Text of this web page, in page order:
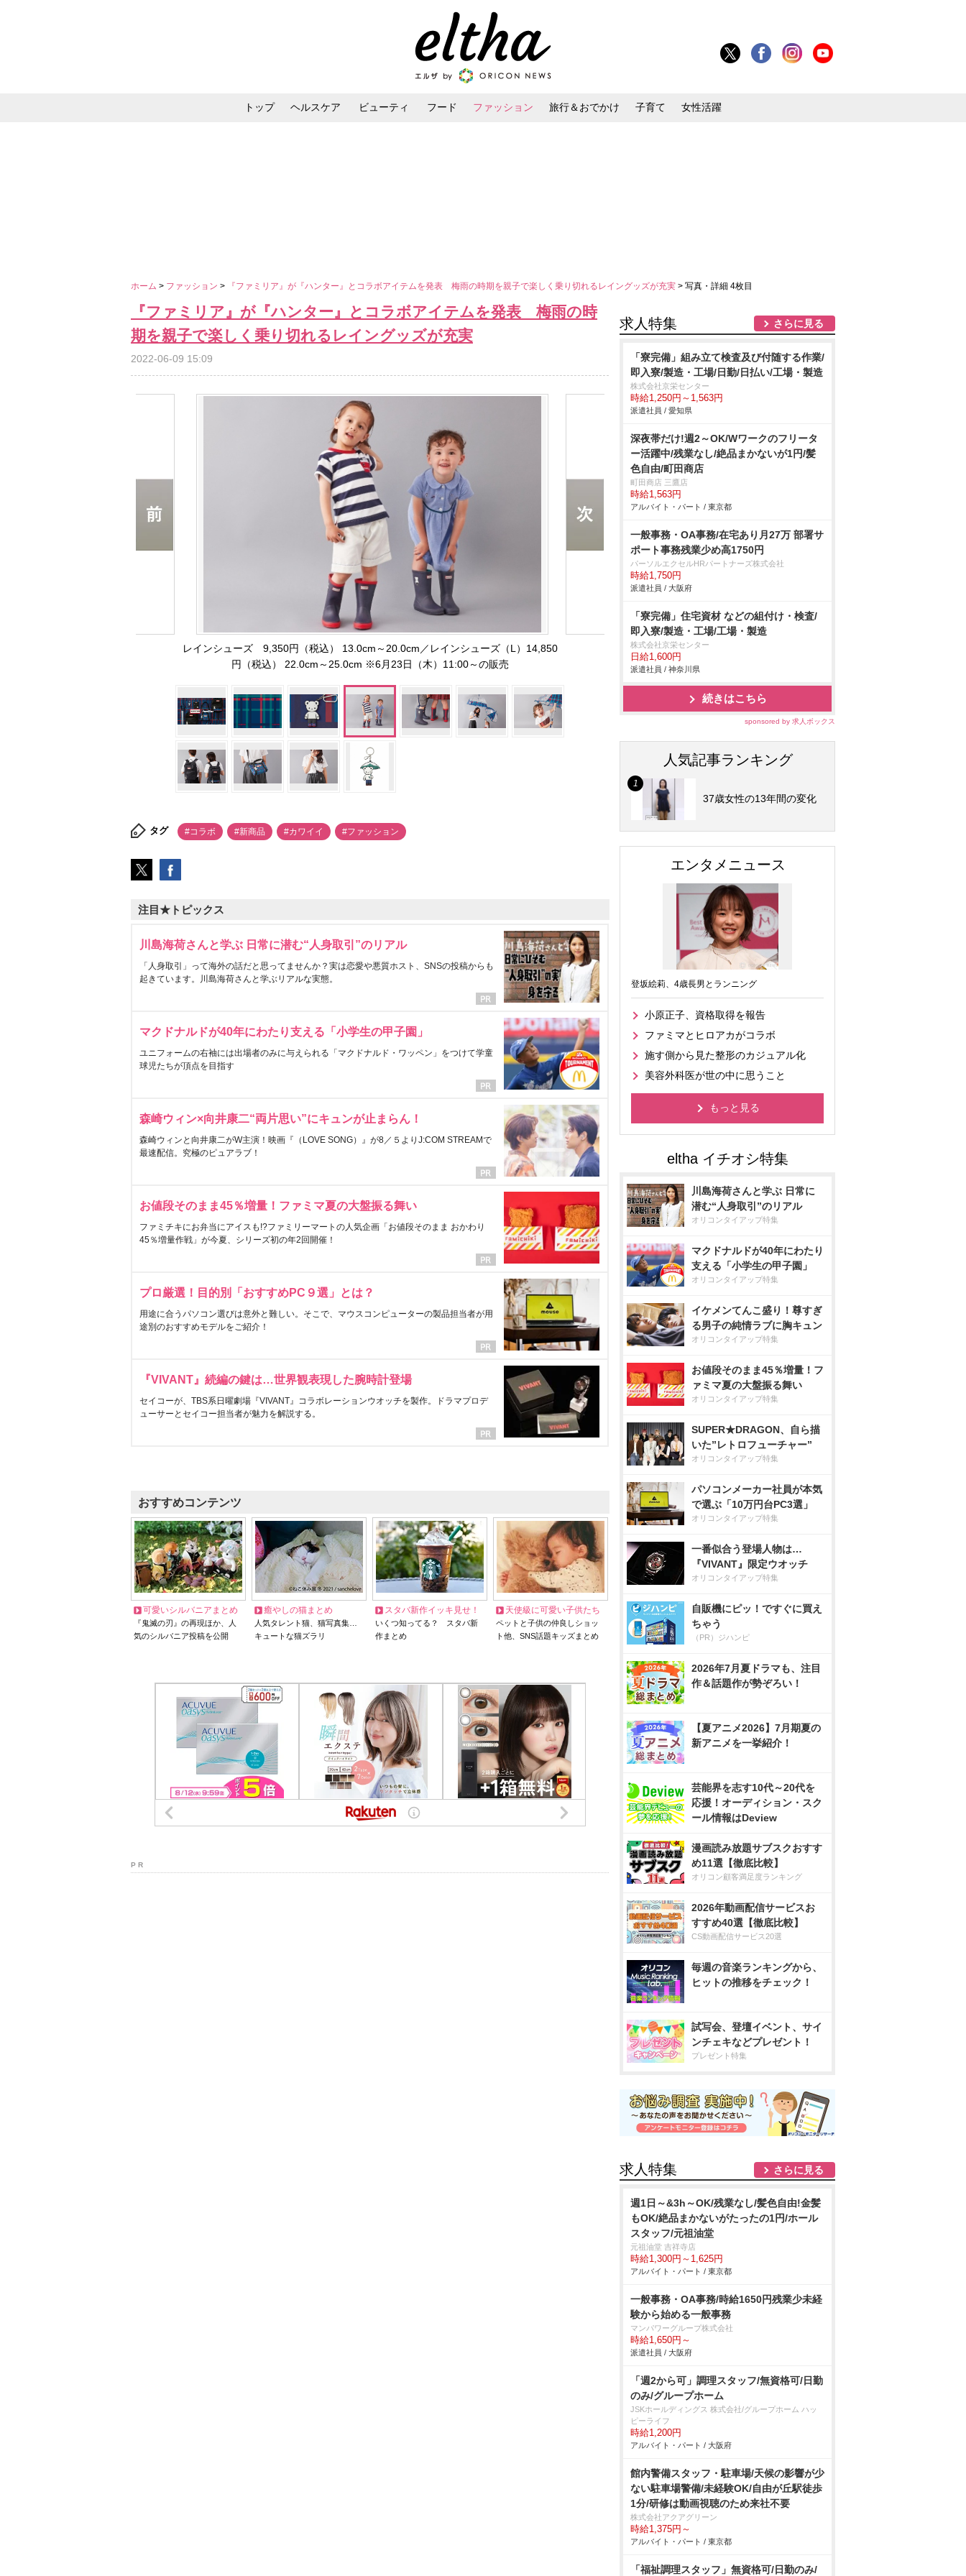
トップ ヘルスケア ビューティ フード ファッション 旅行＆おでかけ 子育て 女性活躍
ホーム > ファッション > 『ファミリア』が『ハンター』とコラボアイテムを発表 梅雨の時期を親子で楽しく乗り切れるレイングッズが充実 > 写真・詳細 4枚目
『ファミリア』が『ハンター』とコラボアイテムを発表 梅雨の時
期を親子で楽しく乗り切れるレイングッズが充実
2022-06-09 15:09
レインシューズ 9,350円（税込） 13.0cm～20.0cm／レインシューズ（L）14,850
円（税込） 22.0cm～25.0cm ※6月23日（木）11:00～の販売
タグ #コラボ #新商品 #カワイイ #ファッション
注目★トピックス
川島海荷さんと学ぶ 日常に潜む“人身取引”のリアル
「人身取引」って海外の話だと思ってませんか？実は恋愛や悪質ホスト、SNSの投稿からも
起きています。川島海荷さんと学ぶリアルな実態。
マクドナルドが40年にわたり支える「小学生の甲子園」
ユニフォームの右袖には出場者のみに与えられる「マクドナルド・ワッペン」をつけて学童
球児たちが頂点を目指す
森崎ウィン×向井康二“両片思い”にキュンが止まらん！
森崎ウィンと向井康二がW主演！映画『（LOVE SONG）』が8／５よりJ:COM STREAMで
最速配信。究極のピュアラブ！
お値段そのまま45％増量！ファミマ夏の大盤振る舞い
ファミチキにお弁当にアイスも!?ファミリーマートの人気企画「お値段そのまま おかわり
45％増量作戦」が今夏、シリーズ初の年2回開催！
プロ厳選！目的別「おすすめPC９選」とは？
用途に合うパソコン選びは意外と難しい。そこで、マウスコンピューターの製品担当者が用
途別のおすすめモデルをご紹介！
『VIVANT』続編の鍵は…世界観表現した腕時計登場
セイコーが、TBS系日曜劇場『VIVANT』コラボレーションウオッチを製作。ドラマプロデ
ューサーとセイコー担当者が魅力を解説する。
おすすめコンテンツ
可愛いシルバニアまとめ
『鬼滅の刃』の再現ほか、人
気のシルバニア投稿を公開
癒やしの猫まとめ
人気タレント猫、猫写真集…
キュートな猫ズラリ
スタバ新作イッキ見せ！
いくつ知ってる？ スタバ新
作まとめ
天使級に可愛い子供たち
ペットと子供の仲良しショッ
ト他、SNS話題キッズまとめ
P R
求人特集 さらに見る
「寮完備」組み立て検査及び付随する作業/
即入寮/製造・工場/日勤/日払い/工場・製造
株式会社京栄センター
時給1,250円～1,563円
派遣社員 / 愛知県
深夜帯だけ!週2～OK/Wワークのフリータ
ー活躍中/残業なし/絶品まかないが1円/髪
色自由/町田商店
町田商店 三鷹店
時給1,563円
アルバイト・パート / 東京都
一般事務・OA事務/在宅あり月27万 部署サ
ポート事務残業少め高1750円
パーソルエクセルHRパートナーズ株式会社
時給1,750円
派遣社員 / 大阪府
「寮完備」住宅資材 などの組付け・検査/
即入寮/製造・工場/工場・製造
株式会社京栄センター
日給1,600円
派遣社員 / 神奈川県
続きはこちら
sponsored by 求人ボックス
人気記事ランキング
37歳女性の13年間の変化
エンタメニュース
登坂絵莉、4歳長男とランニング
小原正子、資格取得を報告
ファミマとヒロアカがコラボ
施す側から見た整形のカジュアル化
美容外科医が世の中に思うこと
もっと見る
川島海荷さんと学ぶ 日常に
潜む“人身取引”のリアル
オリコンタイアップ特集
マクドナルドが40年にわたり
支える「小学生の甲子園」
オリコンタイアップ特集
イケメンてんこ盛り！尊すぎ
る男子の純情ラブに胸キュン
オリコンタイアップ特集
お値段そのまま45％増量！フ
ァミマ夏の大盤振る舞い
オリコンタイアップ特集
SUPER★DRAGON、自ら描
いた”レトロフューチャー”
オリコンタイアップ特集
パソコンメーカー社員が本気
で選ぶ「10万円台PC3選」
オリコンタイアップ特集
一番似合う登場人物は…
『VIVANT』限定ウオッチ
オリコンタイアップ特集
自販機にピッ！ですぐに買え
ちゃう
（PR）ジハンピ
2026年7月夏ドラマも、注目
作＆話題作が勢ぞろい！
【夏アニメ2026】7月期夏の
新アニメを一挙紹介！
芸能界を志す10代～20代を
応援！オーディション・スク
ール情報はDeview
漫画読み放題サブスクおすす
め11選【徹底比較】
オリコン顧客満足度ランキング
2026年動画配信サービスお
すすめ40選【徹底比較】
CS動画配信サービス20選
毎週の音楽ランキングから、
ヒットの推移をチェック！
試写会、登壇イベント、サイ
ンチェキなどプレゼント！
プレゼント特集
求人特集 さらに見る
週1日～&3h～OK/残業なし/髪色自由!金髪
もOK/絶品まかないがたったの1円/ホール
スタッフ/元祖油堂
元祖油堂 吉祥寺店
時給1,300円～1,625円
アルバイト・パート / 東京都
一般事務・OA事務/時給1650円残業少未経
験から始める一般事務
マンパワーグループ株式会社
時給1,650円～
派遣社員 / 大阪府
「週2から可」調理スタッフ/無資格可/日勤
のみ/グループホーム
JSKホールディングス 株式会社/グループホーム ハッ
ピーライフ
時給1,200円
アルバイト・パート / 大阪府
館内警備スタッフ・駐車場/天候の影響が少
ない駐車場警備/未経験OK/自由が丘駅徒歩
1分/研修は動画視聴のため来社不要
株式会社アクアグリーン
時給1,375円～
アルバイト・パート / 東京都
「福祉調理スタッフ」無資格可/日勤のみ/